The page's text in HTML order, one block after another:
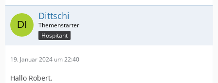
Dittschi
Hospitant
19. Januar 2024 um 22:40
Hallo Robert.